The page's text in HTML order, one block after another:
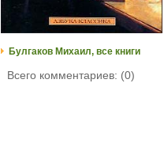
Булгаков Михаил, все книги
Всего комментариев: (0)